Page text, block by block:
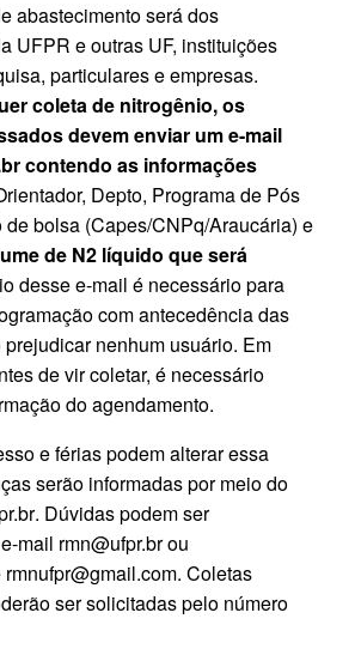
abastecimento será dos
UFPR e outras UF, instituições
particulares e empresas.
coleta de nitrogênio, os
devem enviar um e-mail
contendo as informações
Depto, Programa de Pós
bolsa (Capes/CNPq/Araucária) e
de N2 líquido que será
desse e-mail é necessário para
com antecedência das
nenhum usuário. Em
de vir coletar, é necessário
do agendamento.
e férias podem alterar essa
serão informadas por meio do
. Dúvidas podem ser
mail rmn@ufpr.br ou
Coletas
ser solicitadas pelo número